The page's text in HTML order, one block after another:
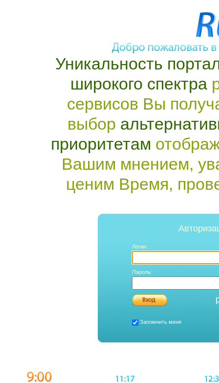
Уникальность
широкого спектра
сервисов Вы
выбор
приоритетам
Вашим мнением,
ценим Время,
Логин:
Пароль:
Запомнить меня